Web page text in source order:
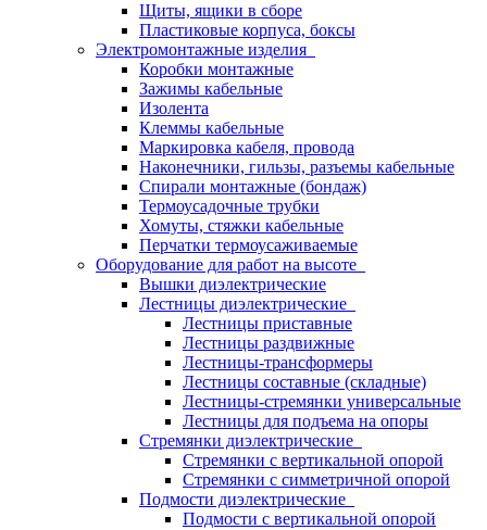
Щиты, ящики в сборе
Пластиковые корпуса, боксы
Электромонтажные изделия
Коробки монтажные
Зажимы кабельные
Изолента
Клеммы кабельные
Маркировка кабеля, провода
Наконечники, гильзы, разъемы кабельные
Спирали монтажные (бондаж)
Термоусадочные трубки
Хомуты, стяжки кабельные
Перчатки термоусаживаемые
Оборудование для работ на высоте
Вышки диэлектрические
Лестницы диэлектрические
Лестницы приставные
Лестницы раздвижные
Лестницы-трансформеры
Лестницы составные (складные)
Лестницы-стремянки универсальные
Лестницы для подъема на опоры
Стремянки диэлектрические
Стремянки с вертикальной опорой
Стремянки с симметричной опорой
Подмости диэлектрические
Подмости с вертикальной опорой